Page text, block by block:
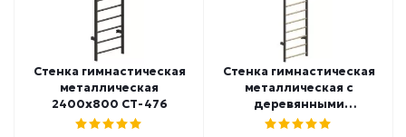
Стенка гимнастическая
металлическая
2400х800 СТ-476
Стенка гимнастическая
металлическая с
деревянными
перекладинами